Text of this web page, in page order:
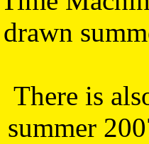
drawn
There is
summer